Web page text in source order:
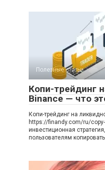
Полезные статьи
Копи-трейдинг
Binance — что
Копи-трейдинг на
https://finandy.com/ru/
инвестиционная
пользователям копировать